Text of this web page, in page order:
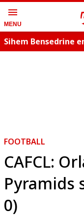
menu
MENU
Sihem Bensedrine
FOOTBALL
CAFCL:
Pyramids
0)